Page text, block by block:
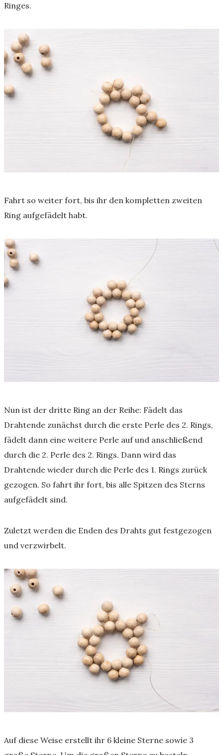
Ringes.
Fahrt so weiter fort, bis ihr den kompletten zweiten
Ring aufgefädelt habt.
Nun ist der dritte Ring an der Reihe: Fädelt das
Drahtende zunächst durch die erste Perle des 2. Rings,
fädelt dann eine weitere Perle auf und anschließend
durch die 2. Perle des 2. Rings. Dann wird das
Drahtende wieder durch die Perle des 1. Rings zurück
gezogen. So fahrt ihr fort, bis alle Spitzen des Sterns
aufgefädelt sind.
Zuletzt werden die Enden des Drahts gut festgezogen
und verzwirbelt.
Auf diese Weise erstellt ihr 6 kleine Sterne sowie 3